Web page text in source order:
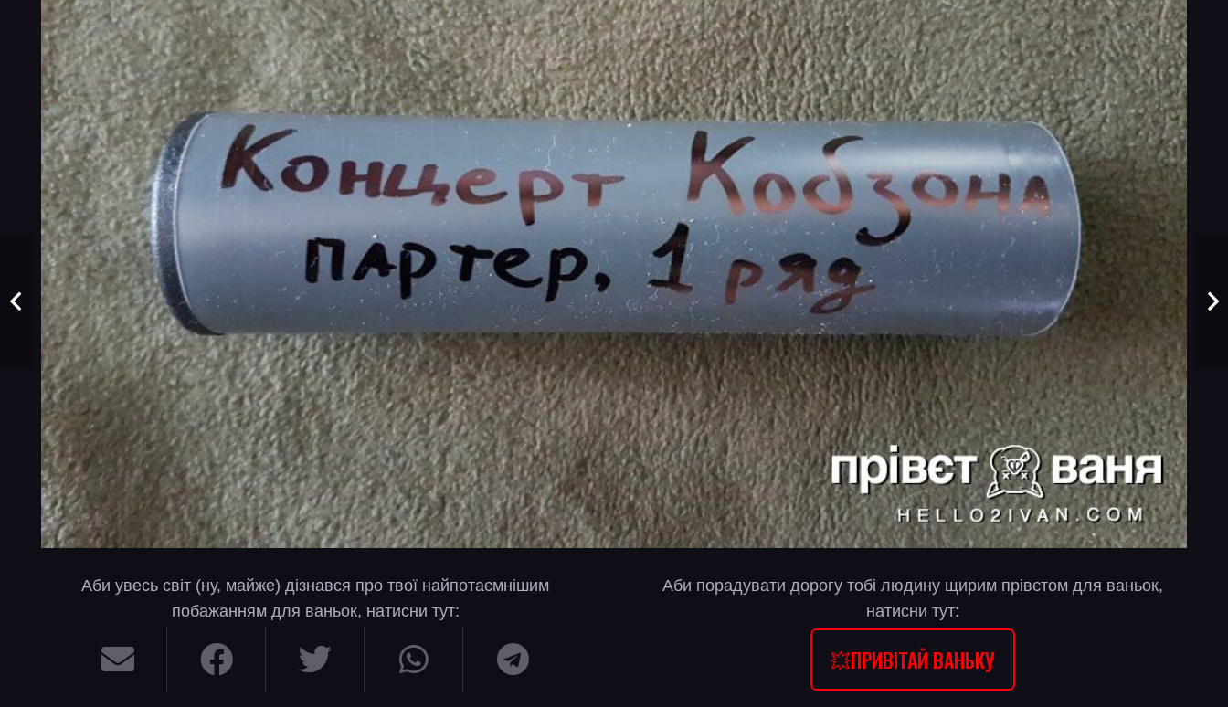
Аби увесь світ (ну, майже) дізнався про твої найпотаємнішим
побажанням для ваньок, натисни тут:
Аби порадувати дорогу тобі людину щирим прівєтом для ваньок,
натисни тут:
💥ПРИВІТАЙ ВАНЬКУ